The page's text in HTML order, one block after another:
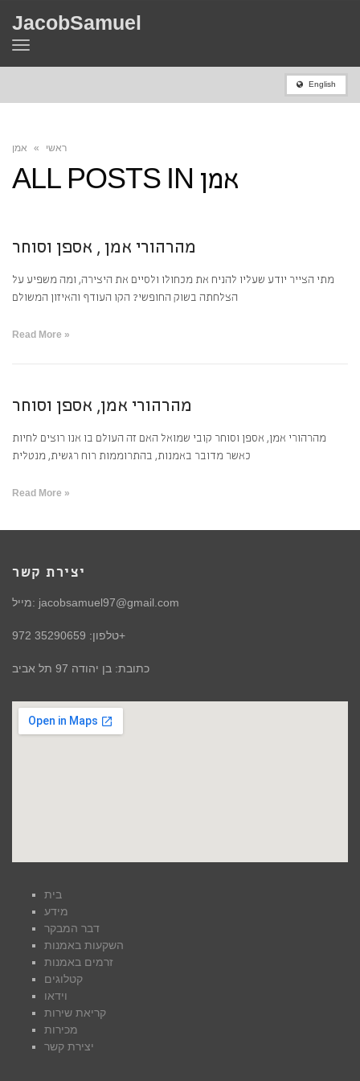
JacobSamuel
Toggle
English
ראשי » אמן
ALL POSTS IN אמן
מהרהורי אמן , אספן וסוחר
מתי הצייר יודע שעליו להניח את מכחולו ולסיים את היצירה, ומה משפיע על
הצלחתה בשוק החופשי? הקו העודף והאיזון המשולם
Read More »
מהרהורי אמן, אספן וסוחר
מהרהורי אמן, אספן וסוחר קובי שמואל האם זה העולם בו אנו רוצים לחיות
כאשר מדובר באמנות, בהתרוממות רוח רגשית, מנטלית
Read More »
יצירת קשר
מייל: jacobsamuel97@gmail.com
טלפון: 35290659 972+
כתובת: בן יהודה 97 תל אביב
בית
מידע
דבר המבקר
השקעות באמנות
זרמים באמנות
קטלוגים
וידאו
קריאת שירות
מכירות
יצירת קשר